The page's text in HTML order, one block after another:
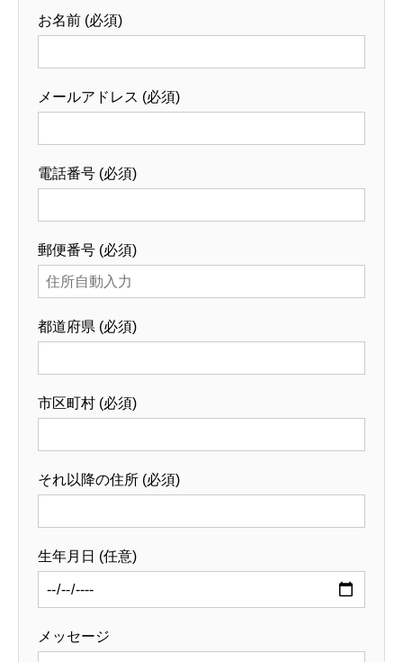
お名前 (必須)
メールアドレス (必須)
電話番号 (必須)
郵便番号 (必須)
都道府県 (必須)
市区町村 (必須)
それ以降の住所 (必須)
生年月日 (任意)
メッセージ